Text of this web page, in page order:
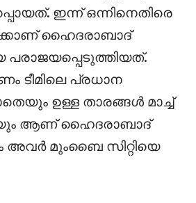
ഇന്ന് ഒന്നിനെതിരെ
ഹൈദരാബാദ്
പരാജയപ്പെടുത്തിയത്.
ടീമിലെ പ്രധാന
ഉള്ള താരങ്ങൾ മാച്ച്
ആണ് ഹൈദരാബാദ്
അവർ മുംബൈ സിറ്റിയെ